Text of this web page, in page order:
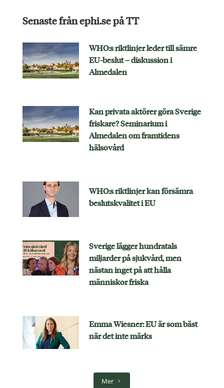
Senaste från ephi.se på TT
WHO:s riktlinjer leder till sämre
EU-beslut – diskussion i
Almedalen
Kan privata aktörer göra Sverige
friskare? Seminarium i
Almedalen om framtidens
hälsovård
WHO:s riktlinjer kan försämra
beslutskvalitet i EU
Sverige lägger hundratals
miljarder på sjukvård, men
nästan inget på att hålla
människor friska
Emma Wiesner: EU är som bäst
när det inte märks
Mer